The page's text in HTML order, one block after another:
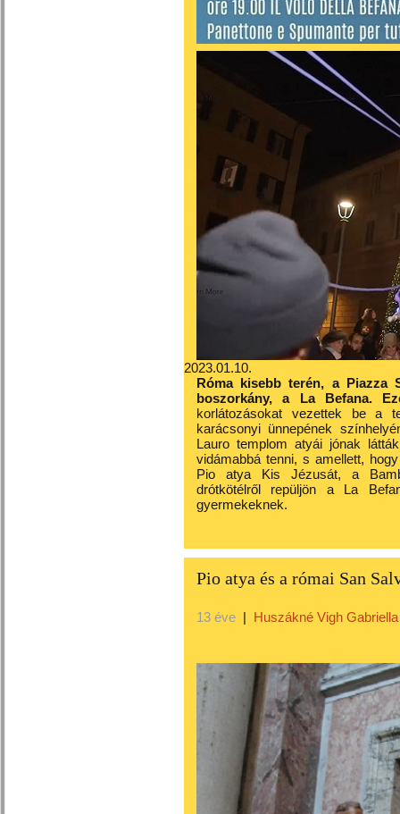
2023.01.10.
Róma kisebb terén, a
boszorkány, a La Befana.
korlátozásokat vezettek be a
karácsonyi ünnepének
Lauro templom atyái jónak
vidámabbá tenni, s amellett,
Pio atya Kis Jézusát, a
drótkötélről repüljön a La
gyermekeknek.
Pio atya és a római San
13 éve | Huszákné Vigh Gabriella